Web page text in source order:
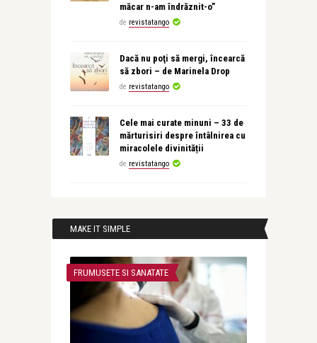
măcar n-am îndrăznit-o”
de revistatango
Dacă nu poţi să mergi, încearcă
să zbori – de Marinela Drop
de revistatango
Cele mai curate minuni – 33 de
mărturisiri despre întâlnirea cu
miracolele divinității
de revistatango
MAKE IT SIMPLE
FRUMUSETE SI SANATATE